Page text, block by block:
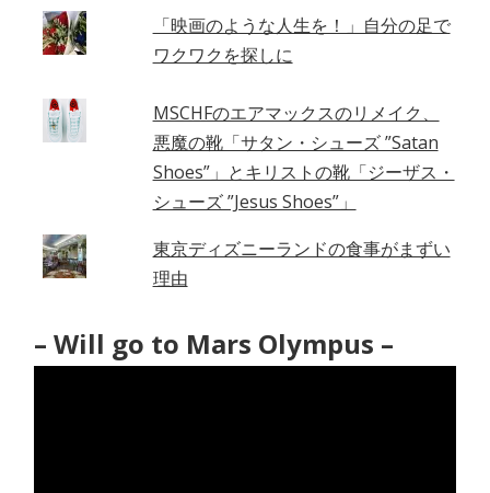
「映画のような人生を！」自分の足で
ワクワクを探しに
MSCHFのエアマックスのリメイク、
悪魔の靴「サタン・シューズ ”Satan
Shoes”」とキリストの靴「ジーザス・
シューズ ”Jesus Shoes”」
東京ディズニーランドの食事がまずい
理由
– Will go to Mars Olympus –